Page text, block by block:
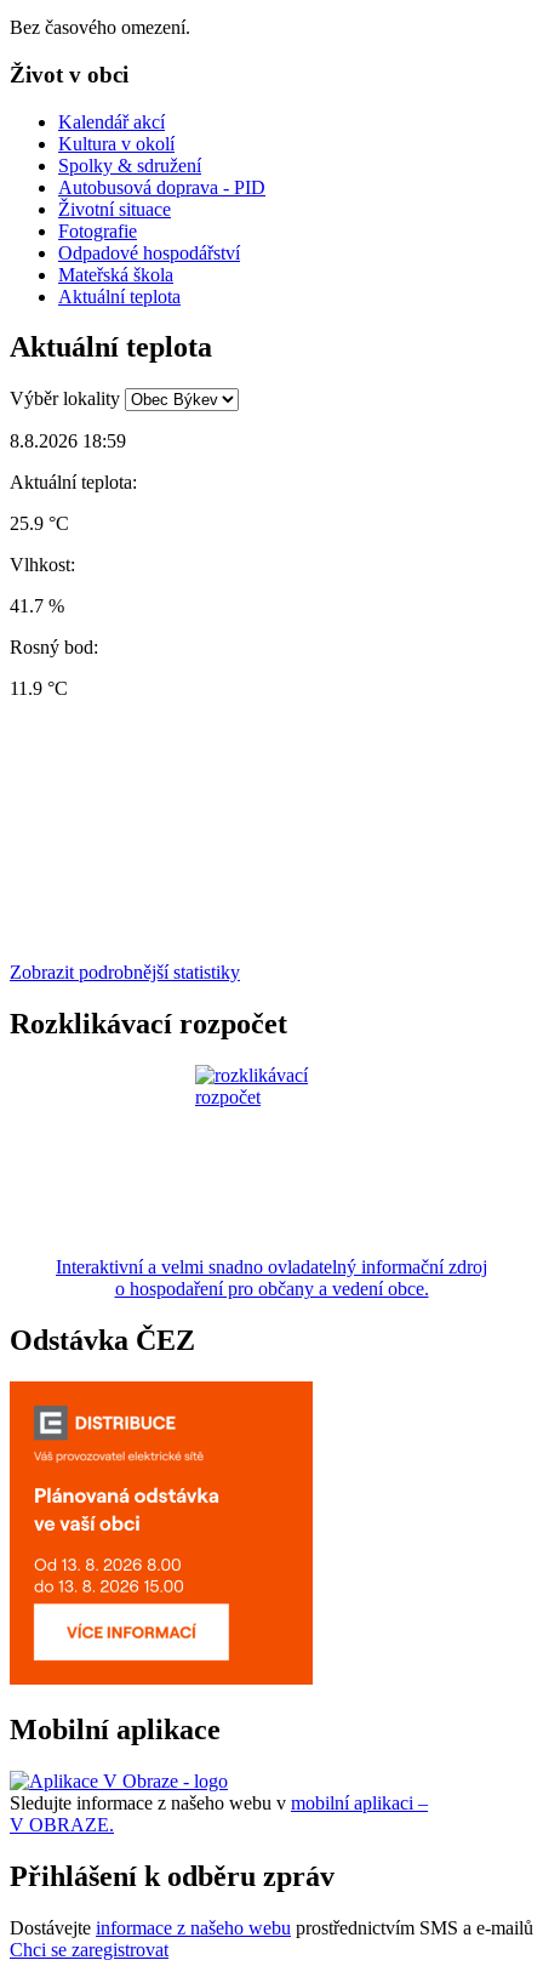
Bez časového omezení.
Život v obci
Kalendář akcí
Kultura v okolí
Spolky & sdružení
Autobusová doprava - PID
Životní situace
Fotografie
Odpadové hospodářství
Mateřská škola
Aktuální teplota
Aktuální teplota
Výběr lokality
8.8.2026 18:59
Aktuální teplota:
25.9 °C
Vlhkost:
41.7 %
Rosný bod:
11.9 °C
Zobrazit podrobnější statistiky
Rozklikávací rozpočet
Interaktivní a velmi snadno ovladatelný informační zdroj
o hospodaření pro občany a vedení obce.
Odstávka ČEZ
Mobilní aplikace
Sledujte informace z našeho webu v mobilní aplikaci –
V OBRAZE.
Přihlášení k odběru zpráv
Dostávejte informace z našeho webu prostřednictvím SMS a e-mailů
Chci se zaregistrovat